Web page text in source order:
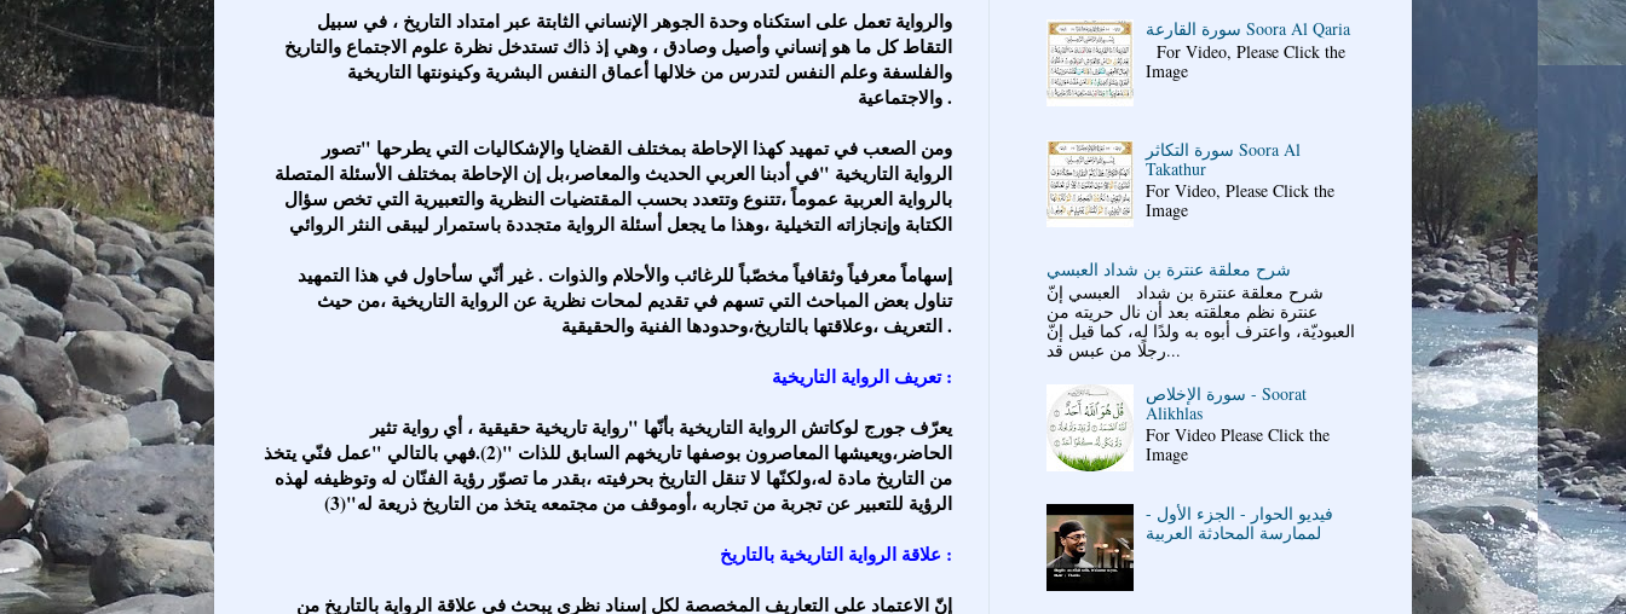
التقاط كل ما هو إنساني وأصيل وصادق ، وهي إذ ذاك تستدخل نظرة علوم الاجتماع والتاريخ
والفلسفة وعلم النفس لتدرس من خلالها أعماق النفس البشرية وكينونتها التاريخية
والاجتماعية .
الرواية التاريخية "في أدبنا العربي الحديث والمعاصر،بل إن الإحاطة بمختلف الأسئلة المتصلة
بالرواية العربية عموماً ،تتنوع وتتعدد بحسب المقتضيات النظرية والتعبيرية التي تخص سؤال
الكتابة وإنجازاته التخيلية ،وهذا ما يجعل أسئلة الرواية متجددة باستمرار ليبقى النثر الروائي
تناول بعض المباحث التي تسهم في تقديم لمحات نظرية عن الرواية التاريخية ،من حيث
التعريف ،وعلاقتها بالتاريخ،وحدودها الفنية والحقيقية .
تعريف الرواية التاريخية :
الحاضر،ويعيشها المعاصرون بوصفها تاريخهم السابق للذات "(2).فهي بالتالي "عمل فنّي يتخذ
من التاريخ مادة له،ولكنّها لا تنقل التاريخ بحرفيته ،بقدر ما تصوّر رؤية الفنّان له وتوظيفه لهذه
الرؤية للتعبير عن تجربة من تجاربه ،أوموقف من مجتمعه يتخذ من التاريخ ذريعة له"(3)
علاقة الرواية التاريخية بالتاريخ :
سورة القارعة Soora Al Qaria
For Video, Please Click the
Image
سورة التكاثر Soora Al
Takathur
For Video, Please Click the
Image
شرح معلقة عنترة بن شداد العبسي
شرح معلقة عنترة بن شداد العبسي إنّ
عنترة نظم معلقته بعد أن نال حريته من
العبوديّة، واعترف أبوه به ولدًا له، كما قيل إنّ
رجلًا من عبس قد...
سورة الإخلاص - Soorat
Alikhlas
For Video Please Click the
Image
فيديو الحوار - الجزء الأول -
لممارسة المحادثة العربية